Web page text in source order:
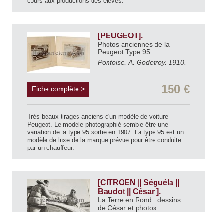
[PEUGEOT].
Photos anciennes de la
Peugeot Type 95.
Pontoise, A. Godefroy, 1910.
Fiche complète > 150 €
Très beaux tirages anciens d'un modèle de voiture
Peugeot. Le modèle photographié semble être une
variation de la type 95 sortie en 1907. La type 95 est un
modèle de luxe de la marque prévue pour être conduite
par un chauffeur.
[CITROEN || Séguéla ||
Baudot || César ].
La Terre en Rond : dessins
de César et photos.